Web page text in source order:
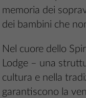
memoria dei
dei bambini che
Nel cuore dello
Lodge – una
cultura e nella
garantiscono la